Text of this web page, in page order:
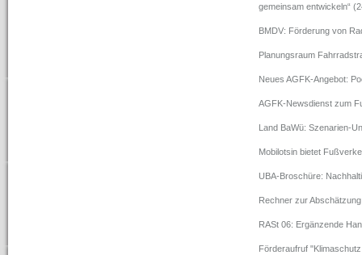
gemeinsam entwickeln“
BMDV: Förderung von
Planungsraum
Neues AGFK-Angebot:
AGFK-Newsdienst zum
Land BaWü: Szenarien-
Mobilotsin bietet
UBA-Broschüre:
Rechner zur
RASt 06: Ergänzende
Förderaufruf